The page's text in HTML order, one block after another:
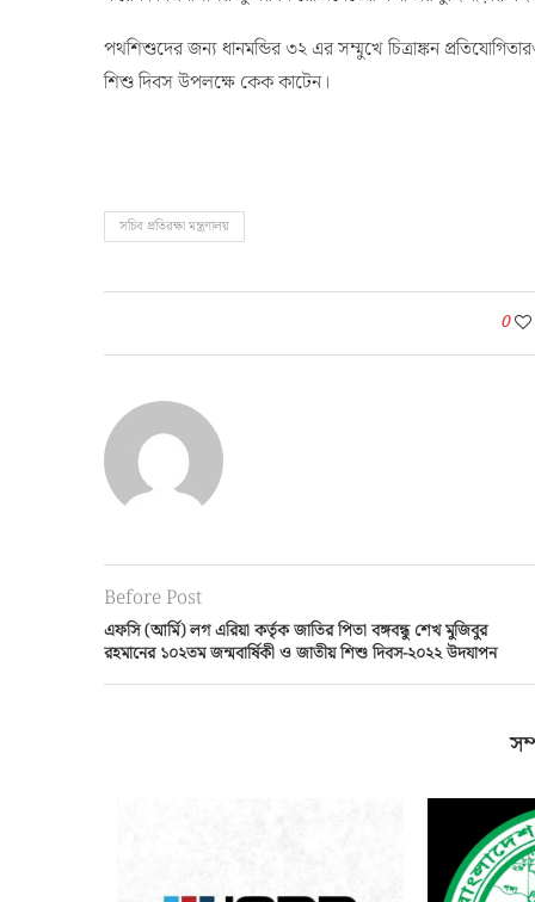
পথশিশুদের জন্য ধানমন্ডির ৩২ এর সম্মুখে চিত্রাঙ্কন
শিশু দিবস উপলক্ষে কেক কাটেন।
সচিব প্রতিরক্ষা মন্ত্রণালয়
0
Before Post
এফসি (আর্মি) লগ এরিয়া কর্তৃক জাতির পিতা বঙ্গবন্ধু শেখ মুজিবুর
রহমানের ১০২তম জন্মবার্ষিকী ও জাতীয় শিশু দিবস-২০২২ উদযাপন